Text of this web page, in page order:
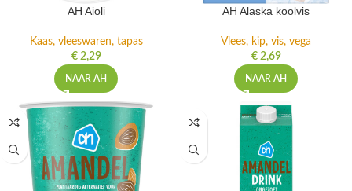
AH Aioli
Kaas, vleeswaren, tapas
€2,29
NAAR AH
AH Alaska koolvis
Vlees, kip, vis, vega
€2,69
NAAR AH